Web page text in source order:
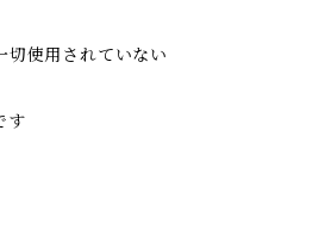
切使用されていない
す